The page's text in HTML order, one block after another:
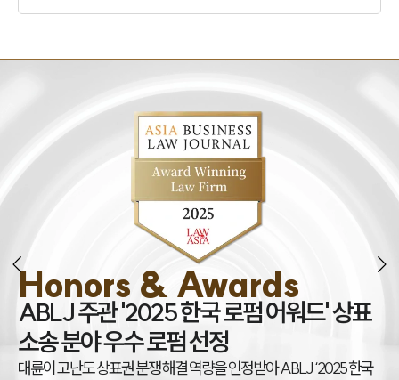
Honors & Awards
ABLJ 주관 '2025 한국 로펌 어워드' 상표
소송 분야 우수 로펌 선정
대륜이 고난도 상표권 분쟁 해결 역량을 인정받아 ABLJ ‘2025 한국